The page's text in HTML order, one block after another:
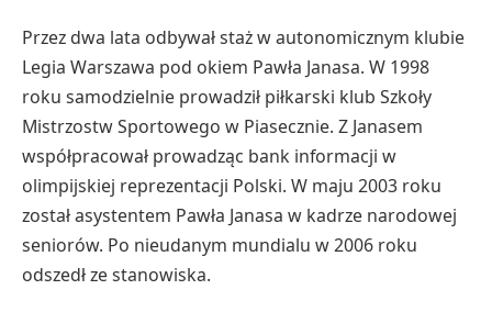
Przez dwa lata odbywał staż w autonomicznym klubie
Legia Warszawa pod okiem Pawła Janasa. W 1998
roku samodzielnie prowadził piłkarski klub Szkoły
Mistrzostw Sportowego w Piasecznie. Z Janasem
współpracował prowadząc bank informacji w
olimpijskiej reprezentacji Polski. W maju 2003 roku
został asystentem Pawła Janasa w kadrze narodowej
seniorów. Po nieudanym mundialu w 2006 roku
odszedł ze stanowiska.